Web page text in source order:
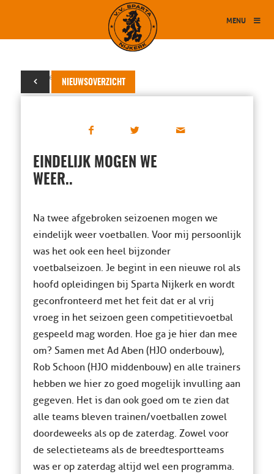
MENU
NIEUWSOVERZICHT
20 september 2021
EINDELIJK MOGEN WE
WEER..
Na twee afgebroken seizoenen mogen we
eindelijk weer voetballen. Voor mij persoonlijk
was het ook een heel bijzonder
voetbalseizoen. Je begint in een nieuwe rol als
hoofd opleidingen bij Sparta Nijkerk en wordt
geconfronteerd met het feit dat er al vrij
vroeg in het seizoen geen competitievoetbal
gespeeld mag worden. Hoe ga je hier dan mee
om? Samen met Ad Aben (HJO onderbouw),
Rob Schoon (HJO middenbouw) en alle trainers
hebben we hier zo goed mogelijk invulling aan
gegeven. Het is dan ook goed om te zien dat
alle teams bleven trainen/voetballen zowel
doordeweeks als op de zaterdag. Zowel voor
de selectieteams als de breedtesportteams
was er op zaterdag altijd wel een programma.